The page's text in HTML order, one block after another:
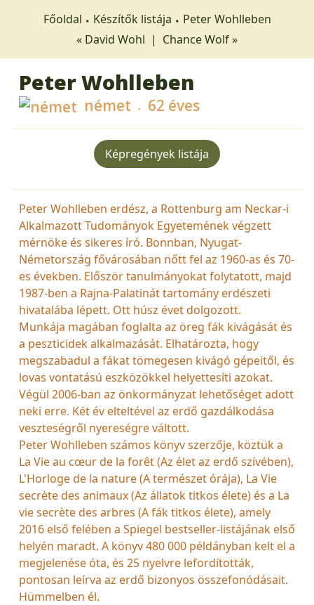
Főoldal Készítők listája
Peter Wohlleben
« David Wohl | Chance Wolf »
Peter Wohlleben
német 62 éves
Képregények listája
Peter Wohlleben erdész, a Rottenburg am Neckar-i
Alkalmazott Tudományok Egyetemének végzett
mérnöke és sikeres író. Bonnban, Nyugat-
Németország fővárosában nőtt fel az 1960-as és 70-
es években. Először tanulmányokat folytatott, majd
1987-ben a Rajna-Palatinát tartomány erdészeti
hivatalába lépett. Ott húsz évet dolgozott.
Munkája magában foglalta az öreg fák kivágását és
a peszticidek alkalmazását. Elhatározta, hogy
megszabadul a fákat tömegesen kivágó gépeitől, és
lovas vontatású eszközökkel helyettesíti azokat.
Végül 2006-ban az önkormányzat lehetőséget adott
neki erre. Két év elteltével az erdő gazdálkodása
veszteségről nyereségre váltott.
Peter Wohlleben számos könyv szerzője, köztük a
La Vie au cœur de la forêt (Az élet az erdő szívében),
L'Horloge de la nature (A természet órája), La Vie
secrète des animaux (Az állatok titkos élete) és a La
vie secrète des arbres (A fák titkos élete), amely
2016 első felében a Spiegel bestseller-listájának első
helyén maradt. A könyv 480 000 példányban kelt el a
megjelenése óta, és 25 nyelvre lefordították,
pontosan leírva az erdő bizonyos összefonódásait.
Hümmelben él.